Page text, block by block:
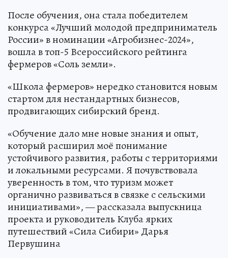
После обучения, она стала победителем
конкурса «Лучший молодой предприниматель
России» в номинации «Агробизнес-2024»,
вошла в топ-5 Всероссийского рейтинга
фермеров «Соль земли».
«Школа фермеров» нередко становится новым
стартом для нестандартных бизнесов,
продвигающих сибирский бренд.
«Обучение дало мне новые знания и опыт,
который расширил моё понимание
устойчивого развития, работы с территориями
и локальными ресурсами. Я почувствовала
уверенность в том, что туризм может
органично развиваться в связке с сельскими
инициативами», — рассказала выпускница
проекта и руководитель Клуба ярких
путешествий «Сила Сибири» Дарья
Первушина